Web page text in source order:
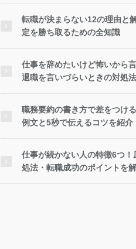
転職が決まらない12の理由と
定を勝ち取るための全知識
仕事を辞めたいけど怖いから
退職を言いづらいときの対処
職務要約の書き方で差をつけ
例文と5秒で伝えるコツを紹介
仕事が続かない人の特徴6つ！
処法・転職成功のポイントを